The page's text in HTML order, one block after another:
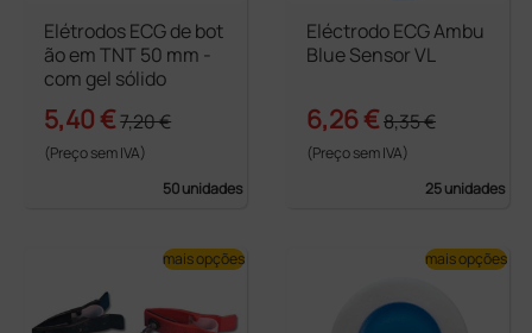
Elétrodos ECG de bot
ão em TNT 50 mm -
com gel sólido
5,40 €7,20 €
(Preço sem IVA)
50 unidades
Eléctrodo ECG Ambu
Blue Sensor VL
6,26 €8,35 €
(Preço sem IVA)
25 unidades
mais opções mais opções